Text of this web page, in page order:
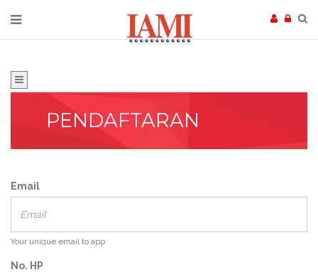
PENDAFTARAN
Email
Your unique email to app
No. HP